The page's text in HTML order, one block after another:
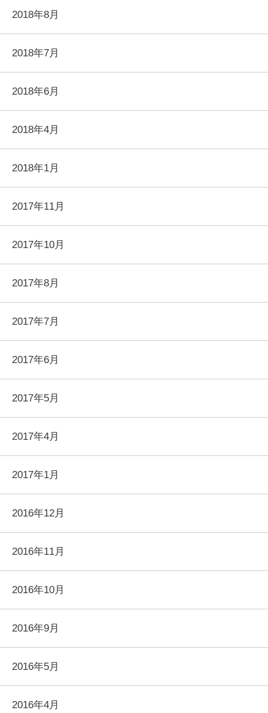
2018年8月
2018年7月
2018年6月
2018年4月
2018年1月
2017年11月
2017年10月
2017年8月
2017年7月
2017年6月
2017年5月
2017年4月
2017年1月
2016年12月
2016年11月
2016年10月
2016年9月
2016年5月
2016年4月